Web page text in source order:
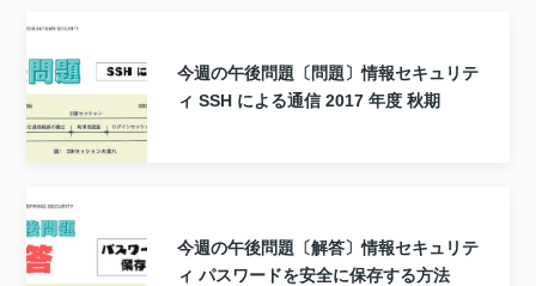
今週の午後問題〔問題〕情報セキュリテ
ィ SSH による通信 2017 年度 秋期
今週の午後問題〔解答〕情報セキュリテ
ィ パスワードを安全に保存する方法